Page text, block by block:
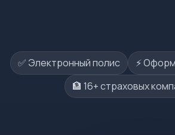
✅ Электронный полис
⚡️
🏦 16+ страховых